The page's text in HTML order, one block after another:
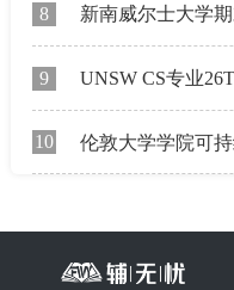
8 新南威尔士大学
9 UNSW CS专业
10 伦敦大学学院可